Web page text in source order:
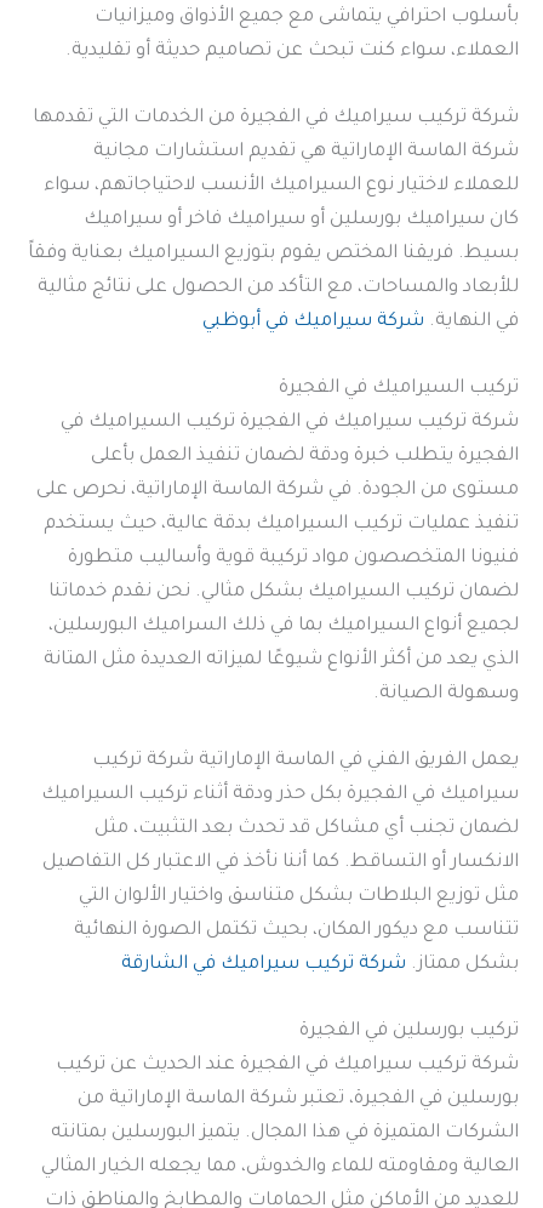
بأسلوب احترافي يتماشى مع جميع الأذواق وميزانيات
العملاء، سواء كنت تبحث عن تصاميم حديثة أو تقليدية.
شركة تركيب سيراميك في الفجيرة من الخدمات التي تقدمها
شركة الماسة الإماراتية هي تقديم استشارات مجانية
للعملاء لاختيار نوع السيراميك الأنسب لاحتياجاتهم، سواء
كان سيراميك بورسلين أو سيراميك فاخر أو سيراميك
بسيط. فريقنا المختص يقوم بتوزيع السيراميك بعناية وفقاً
للأبعاد والمساحات، مع التأكد من الحصول على نتائج مثالية
في النهاية. شركة سيراميك في أبوظبي
تركيب السيراميك في الفجيرة
شركة تركيب سيراميك في الفجيرة تركيب السيراميك في
الفجيرة يتطلب خبرة ودقة لضمان تنفيذ العمل بأعلى
مستوى من الجودة. في شركة الماسة الإماراتية، نحرص على
تنفيذ عمليات تركيب السيراميك بدقة عالية، حيث يستخدم
فنيونا المتخصصون مواد تركيبة قوية وأساليب متطورة
لضمان تركيب السيراميك بشكل مثالي. نحن نقدم خدماتنا
لجميع أنواع السيراميك بما في ذلك السراميك البورسلين،
الذي يعد من أكثر الأنواع شيوعًا لميزاته العديدة مثل المتانة
وسهولة الصيانة.
يعمل الفريق الفني في الماسة الإماراتية شركة تركيب
سيراميك في الفجيرة بكل حذر ودقة أثناء تركيب السيراميك
لضمان تجنب أي مشاكل قد تحدث بعد التثبيت، مثل
الانكسار أو التساقط. كما أننا نأخذ في الاعتبار كل التفاصيل
مثل توزيع البلاطات بشكل متناسق واختيار الألوان التي
تتناسب مع ديكور المكان، بحيث تكتمل الصورة النهائية
بشكل ممتاز. شركة تركيب سيراميك في الشارقة
تركيب بورسلين في الفجيرة
شركة تركيب سيراميك في الفجيرة عند الحديث عن تركيب
بورسلين في الفجيرة، تعتبر شركة الماسة الإماراتية من
الشركات المتميزة في هذا المجال. يتميز البورسلين بمتانته
العالية ومقاومته للماء والخدوش، مما يجعله الخيار المثالي
للعديد من الأماكن مثل الحمامات والمطابخ والمناطق ذات